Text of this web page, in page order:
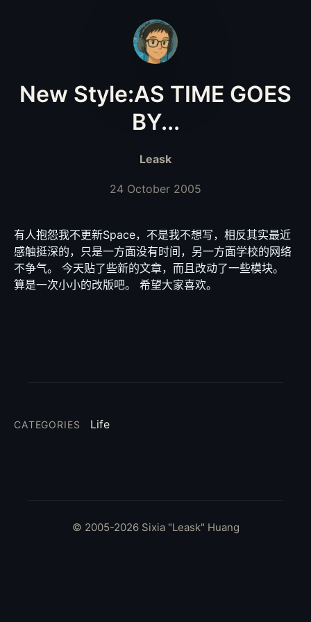
New Style:AS TIME GOES
BY...
Leask
24 October 2005
有人抱怨我不更新Space，不是我不想写，相反其实最近
感触挺深的，只是一方面没有时间，另一方面学校的网络
不争气。 今天贴了些新的文章，而且改动了一些模块。
算是一次小小的改版吧。 希望大家喜欢。
CATEGORIES Life
© 2005-2026 Sixia "Leask" Huang